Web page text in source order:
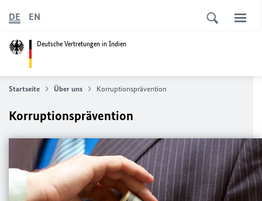
Deutsche Vertretungen in Indien
DE EN
Startseite Über uns Korruptionsprävention
Korruptionsprävention